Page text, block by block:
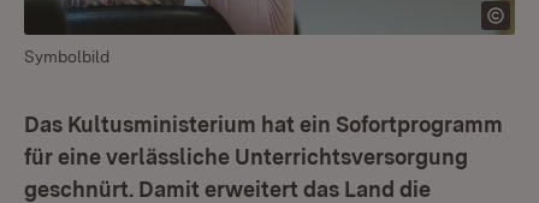
Symbolbild
Das Kultusministerium hat ein Sofortprogramm
für eine verlässliche Unterrichtsversorgung
geschnürt. Damit erweitert das Land die